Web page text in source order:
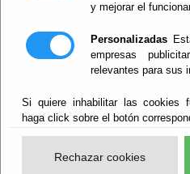
y mejorar el
Personalizadas
empresas
relevantes para sus
Si quiere inhabilitar las cookies
haga click sobre el botón
Rechazar cookies
Intranet
Intranet
Red